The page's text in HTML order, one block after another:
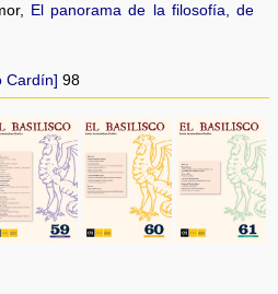
El panorama de la filosofía, de
Cardín] 98